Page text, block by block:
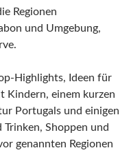
Regionen
und Umgebung,
Highlights, Ideen für
Kindern, einem kurzen
Portugals und einigen
Trinken, Shoppen und
genannten Regionen